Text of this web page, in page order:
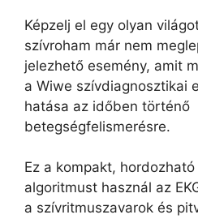
Képzelj el egy olyan
szívroham már nem
jelezhető esemény, amit
a Wiwe szívdiagnosztikai
hatása az időben történő
betegségfelismerésre.
Ez a kompakt,
algoritmust használ az
a szívritmuszavarok és